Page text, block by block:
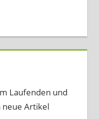
Laufenden und
Artikel